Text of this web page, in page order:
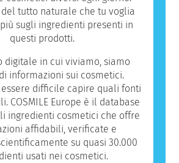
del tutto naturale che tu voglia
sugli ingredienti presenti in
questi prodotti.
digitale in cui viviamo, siamo
informazioni sui cosmetici.
essere difficile capire quali fonti
COSMILE Europe è il database
ingredienti cosmetici che offre
affidabili, verificate e
su quasi 30.000
usati nei cosmetici.